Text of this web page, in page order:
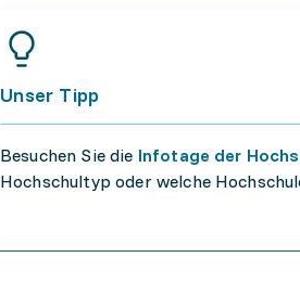
Unser Tipp
Besuchen Sie die Infotage der
Hochschultyp oder welche